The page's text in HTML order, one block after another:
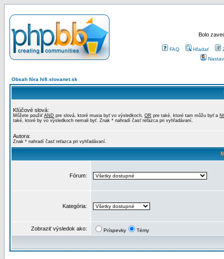
Bolo
FAQ Hľadať
Obsah fóra hifi.slovanet.sk
Kľúčové slová:
Môžete použiť AND pre slová, ktoré musia byť vo výsledkoch, OR pre také, ktoré tam môžu byť a
také, ktoré by vo výsledkoch nemali byť. Znak * nahradí časť reťazca pri vyhľadávaní.
Autora:
Znak * nahradí časť reťazca pri vyhľadávaní.
Fórum:
Kategória:
Zobraziť výsledok ako: Príspevky Témy